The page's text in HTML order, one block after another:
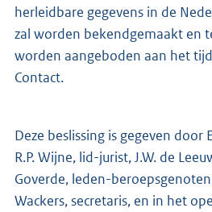
herleidbare gegevens in de
zal worden bekendgemaakt en
worden aangeboden aan het
Contact.
Deze beslissing is gegeven door
R.P. Wijne, lid-jurist, J.W. de
Goverde, leden-
Wackers, secretaris, en in het